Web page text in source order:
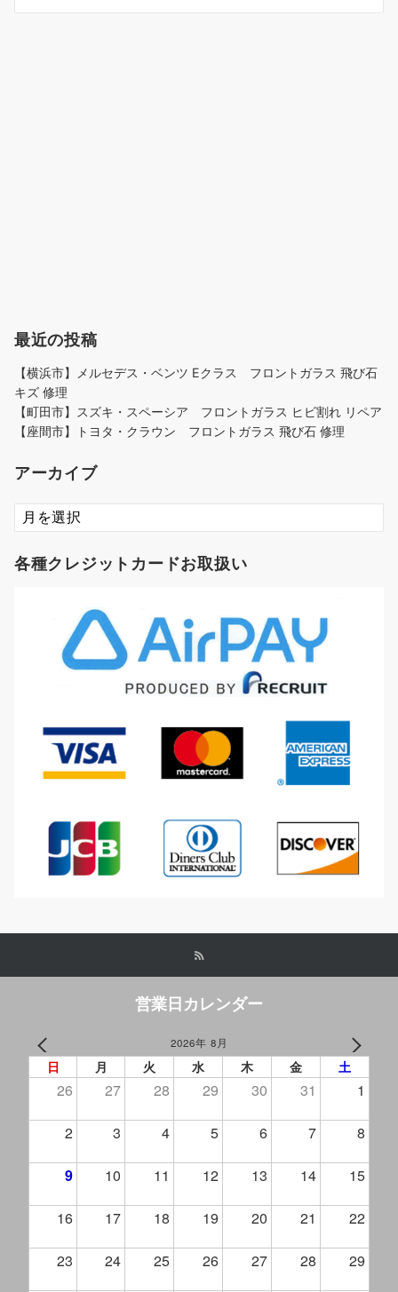
ン
最近の投稿
【横浜市】メルセデス・ベンツ Eクラス フロントガラス 飛び石
キズ 修理
【町田市】スズキ・スペーシア フロントガラス ヒビ割れ リペア
【座間市】トヨタ・クラウン フロントガラス 飛び石 修理
アーカイブ
ア
ー
イ
各種クレジットカードお取扱い
営業日カレンダー
2026年 8月
日 月 火 水 木 金 土
26 27 28 29 30 31 1
2 3 4 5 6 7 8
9 10 11 12 13 14 15
16 17 18 19 20 21 22
23 24 25 26 27 28 29